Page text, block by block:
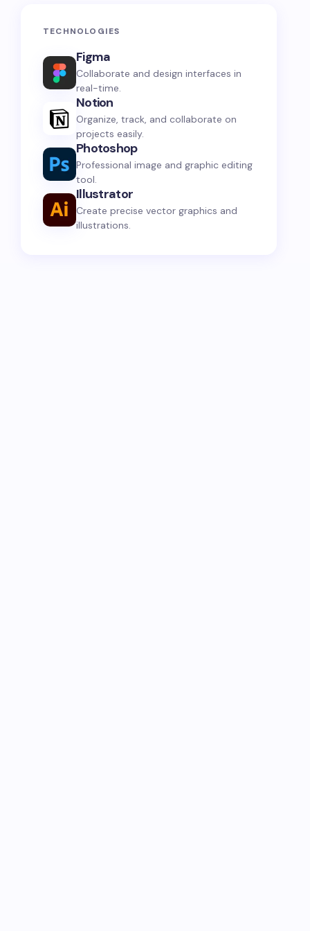
TECHNOLOGIES
Figma
Collaborate and design interfaces in
real-time.
Notion
Organize, track, and collaborate on
projects easily.
Photoshop
Professional image and graphic editing
tool.
Illustrator
Create precise vector graphics and
illustrations.